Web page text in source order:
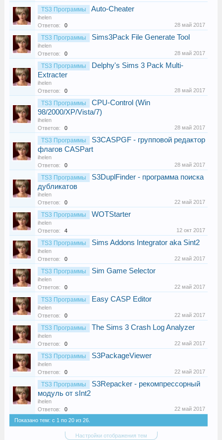
TS3 Программы Auto-Cheater
ihelen
Ответов:
0 28 май 2017
TS3 Программы Sims3Pack File Generate Tool
ihelen
Ответов:
0 28 май 2017
TS3 Программы
Delphy's Sims 3 Pack Multi-
Extracter
ihelen
Ответов:
0 28 май 2017
TS3 Программы
CPU-Control (Win
98/2000/XP/Vista/7)
ihelen
Ответов:
0 28 май 2017
TS3 Программы
S3CASPGF - групповой редактор
флагов CASPart
ihelen
Ответов:
0 28 май 2017
TS3 Программы
S3DuplFinder - программа поиска
дубликатов
ihelen
Ответов:
0 22 май 2017
TS3 Программы WOTStarter
ihelen
Ответов:
4 12 окт 2017
TS3 Программы Sims Addons Integrator aka Sint2
ihelen
Ответов:
0 22 май 2017
TS3 Программы Sim Game Selector
ihelen
Ответов:
0 22 май 2017
TS3 Программы Easy CASP Editor
ihelen
Ответов:
0 22 май 2017
TS3 Программы The Sims 3 Crash Log Analyzer
ihelen
Ответов:
0 22 май 2017
TS3 Программы S3PackageViewer
ihelen
Ответов:
0 22 май 2017
TS3 Программы
S3Repacker - рекомпрессорный
модуль от sInt2
ihelen
Ответов:
0
22 май 2017
Показано тем: с 1 по 20 из 26.
Настройки отображения тем